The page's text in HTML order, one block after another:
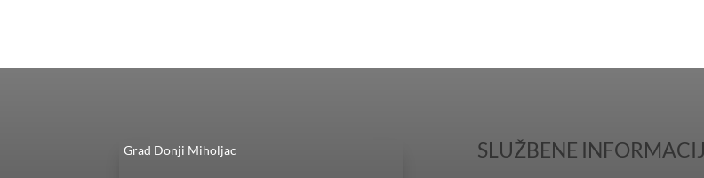
Grad Donji Miholjac SLUŽBENE